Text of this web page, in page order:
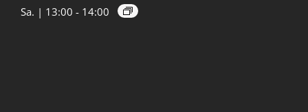
Sa. | 13:00 - 14:00